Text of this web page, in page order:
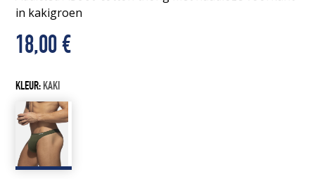
in kakigroen
18,00€
KLEUR:KAKI